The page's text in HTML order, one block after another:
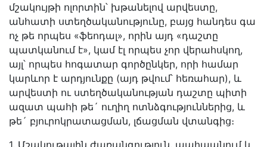
մշակույթի ոլորտին՝ խթանելով արվեստը,
անհատի ստեղծականությունը, բայց հանդես գա
ոչ թե որպես «ֆեոդալ», որին այդ «դաշտը
պատկանում է», կամ էլ որպես չոր վերահսկող,
այլ՝ որպես հոգատար գործընկեր, որի համար
կարևոր է արդյունքը (այդ թվում՝ հեռահար), և
արվեստի ու ստեղծականության դաշտը պիտի
ազատ պահի թե´ ուղիղ ոտնձգություններից, և
թե´ բյուրոկրատացման, լճացման վտանգից։